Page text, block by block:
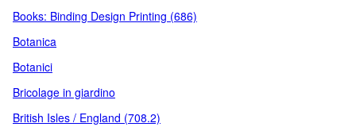
Books: Binding Design Printing (686)
Botanica
Botanici
Bricolage in giardino
British Isles / England (708.2)